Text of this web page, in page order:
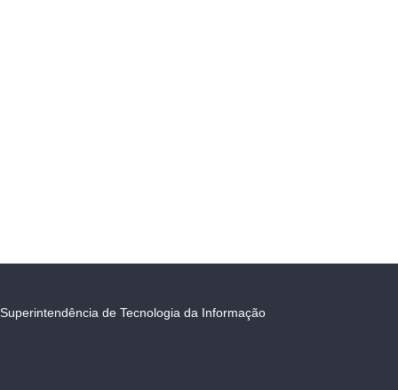
Superintendência de Tecnologia da Informação